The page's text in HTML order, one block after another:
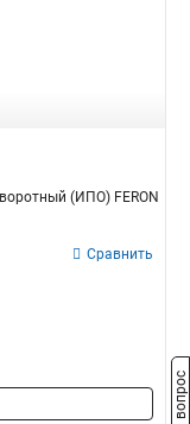
(ИПО) FERON
Сравнить